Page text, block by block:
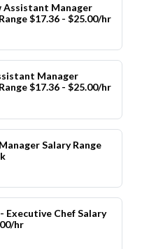
Assistant Manager
$17.36 - $25.00/hr
Manager
$17.36 - $25.00/hr
Salary Range
Executive Chef Salary
hr